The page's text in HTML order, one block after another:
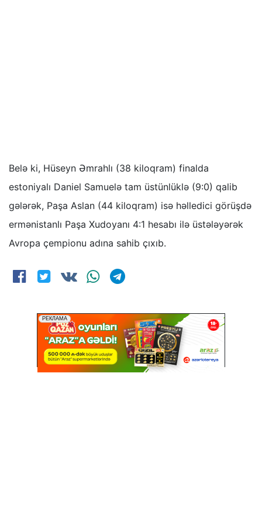
Belə ki, Hüseyn Əmrahlı (38 kiloqram) finalda
estoniyalı Daniel Samuelə tam üstünlüklə (9:0) qalib
gələrək, Paşa Aslan (44 kiloqram) isə həlledici görüşdə
ermənistanlı Paşa Xudoyanı 4:1 hesabı ilə üstələyərək
Avropa çempionu adına sahib çıxıb.